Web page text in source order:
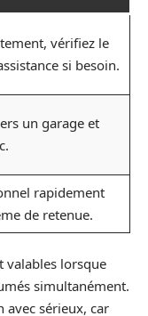
vérifiez le
si besoin.
un garage et
rapidement
de retenue.
valables lorsque
simultanément.
avec sérieux, car